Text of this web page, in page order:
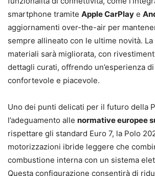
smartphone tramite Apple CarPlay e
aggiornamenti over-the-air per
sempre allineato con le ultime novità.
materiali sarà migliorata, con
dettagli curati, offrendo un’esperienza
confortevole e piacevole.
Uno dei punti delicati per il futuro della
l’adeguamento alle normative europee
rispettare gli standard Euro 7, la Polo
motorizzazioni ibride leggere che
combustione interna con un sistema
Questa configurazione consentirà di